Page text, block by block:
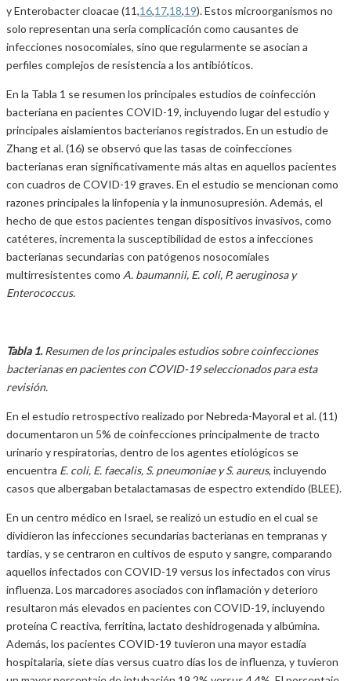
y Enterobacter cloacae (11,16,17,18,19). Estos microorganismos no
solo representan una seria complicación como causantes de
infecciones nosocomiales, sino que regularmente se asocian a
perfiles complejos de resistencia a los antibióticos.
En la Tabla 1 se resumen los principales estudios de coinfección
bacteriana en pacientes COVID-19, incluyendo lugar del estudio y
principales aislamientos bacterianos registrados. En un estudio de
Zhang et al. (16) se observó que las tasas de coinfecciones
bacterianas eran significativamente más altas en aquellos pacientes
con cuadros de COVID-19 graves. En el estudio se mencionan como
razones principales la linfopenia y la inmunosupresión. Además, el
hecho de que estos pacientes tengan dispositivos invasivos, como
catéteres, incrementa la susceptibilidad de estos a infecciones
bacterianas secundarias con patógenos nosocomiales
multirresistentes como A. baumannii, E. coli, P. aeruginosa y
Enterococcus.
Tabla 1. Resumen de los principales estudios sobre coinfecciones
bacterianas en pacientes con COVID-19 seleccionados para esta
revisión.
En el estudio retrospectivo realizado por Nebreda-Mayoral et al. (11)
documentaron un 5% de coinfecciones principalmente de tracto
urinario y respiratorias, dentro de los agentes etiológicos se
encuentra E. coli, E. faecalis, S. pneumoniae y S. aureus, incluyendo
casos que albergaban betalactamasas de espectro extendido (BLEE).
En un centro médico en Israel, se realizó un estudio en el cual se
dividieron las infecciones secundarias bacterianas en tempranas y
tardías, y se centraron en cultivos de esputo y sangre, comparando
aquellos infectados con COVID-19 versus los infectados con virus
influenza. Los marcadores asociados con inflamación y deterioro
resultaron más elevados en pacientes con COVID-19, incluyendo
proteína C reactiva, ferritina, lactato deshidrogenada y albúmina.
Además, los pacientes COVID-19 tuvieron una mayor estadía
hospitalaria, siete días versus cuatro días los de influenza, y tuvieron